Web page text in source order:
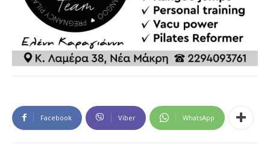
Facebook Viber WhatsApp